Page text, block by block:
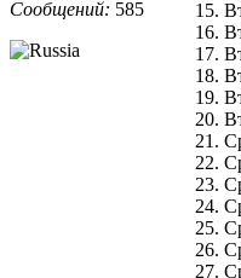
Сообщений: 585
15.
16.
17.
18.
19.
20.
21.
22.
23.
24.
25.
26.
27.